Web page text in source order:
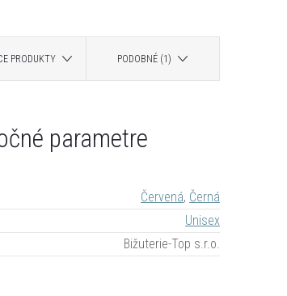
PRODUKTY PODOBNÉ (1)
parametre
Červená, Černá
Unisex
Bižuterie-Top s.r.o.